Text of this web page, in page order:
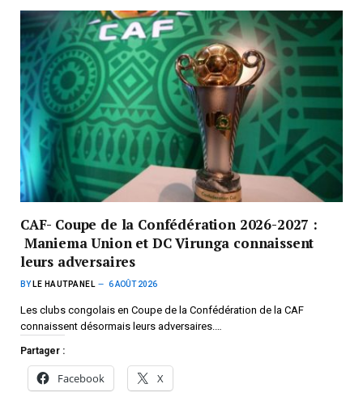
CAF- Coupe de la Confédération 2026-2027 :
Maniema Union et DC Virunga connaissent
leurs adversaires
BY LE HAUTPANEL 6 AOÛT 2026
Les clubs congolais en Coupe de la Confédération de la CAF
connaissent désormais leurs adversaires.…
Partager :
Facebook X